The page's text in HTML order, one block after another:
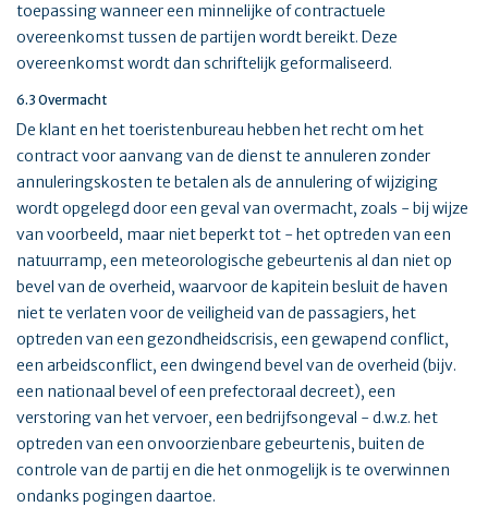
toepassing wanneer een minnelijke of contractuele
overeenkomst tussen de partijen wordt bereikt. Deze
overeenkomst wordt dan schriftelijk geformaliseerd.
6.3 Overmacht
De klant en het toeristenbureau hebben het recht om het
contract voor aanvang van de dienst te annuleren zonder
annuleringskosten te betalen als de annulering of wijziging
wordt opgelegd door een geval van overmacht, zoals - bij wijze
van voorbeeld, maar niet beperkt tot - het optreden van een
natuurramp, een meteorologische gebeurtenis al dan niet op
bevel van de overheid, waarvoor de kapitein besluit de haven
niet te verlaten voor de veiligheid van de passagiers, het
optreden van een gezondheidscrisis, een gewapend conflict,
een arbeidsconflict, een dwingend bevel van de overheid (bijv.
een nationaal bevel of een prefectoraal decreet), een
verstoring van het vervoer, een bedrijfsongeval - d.w.z. het
optreden van een onvoorzienbare gebeurtenis, buiten de
controle van de partij en die het onmogelijk is te overwinnen
ondanks pogingen daartoe.